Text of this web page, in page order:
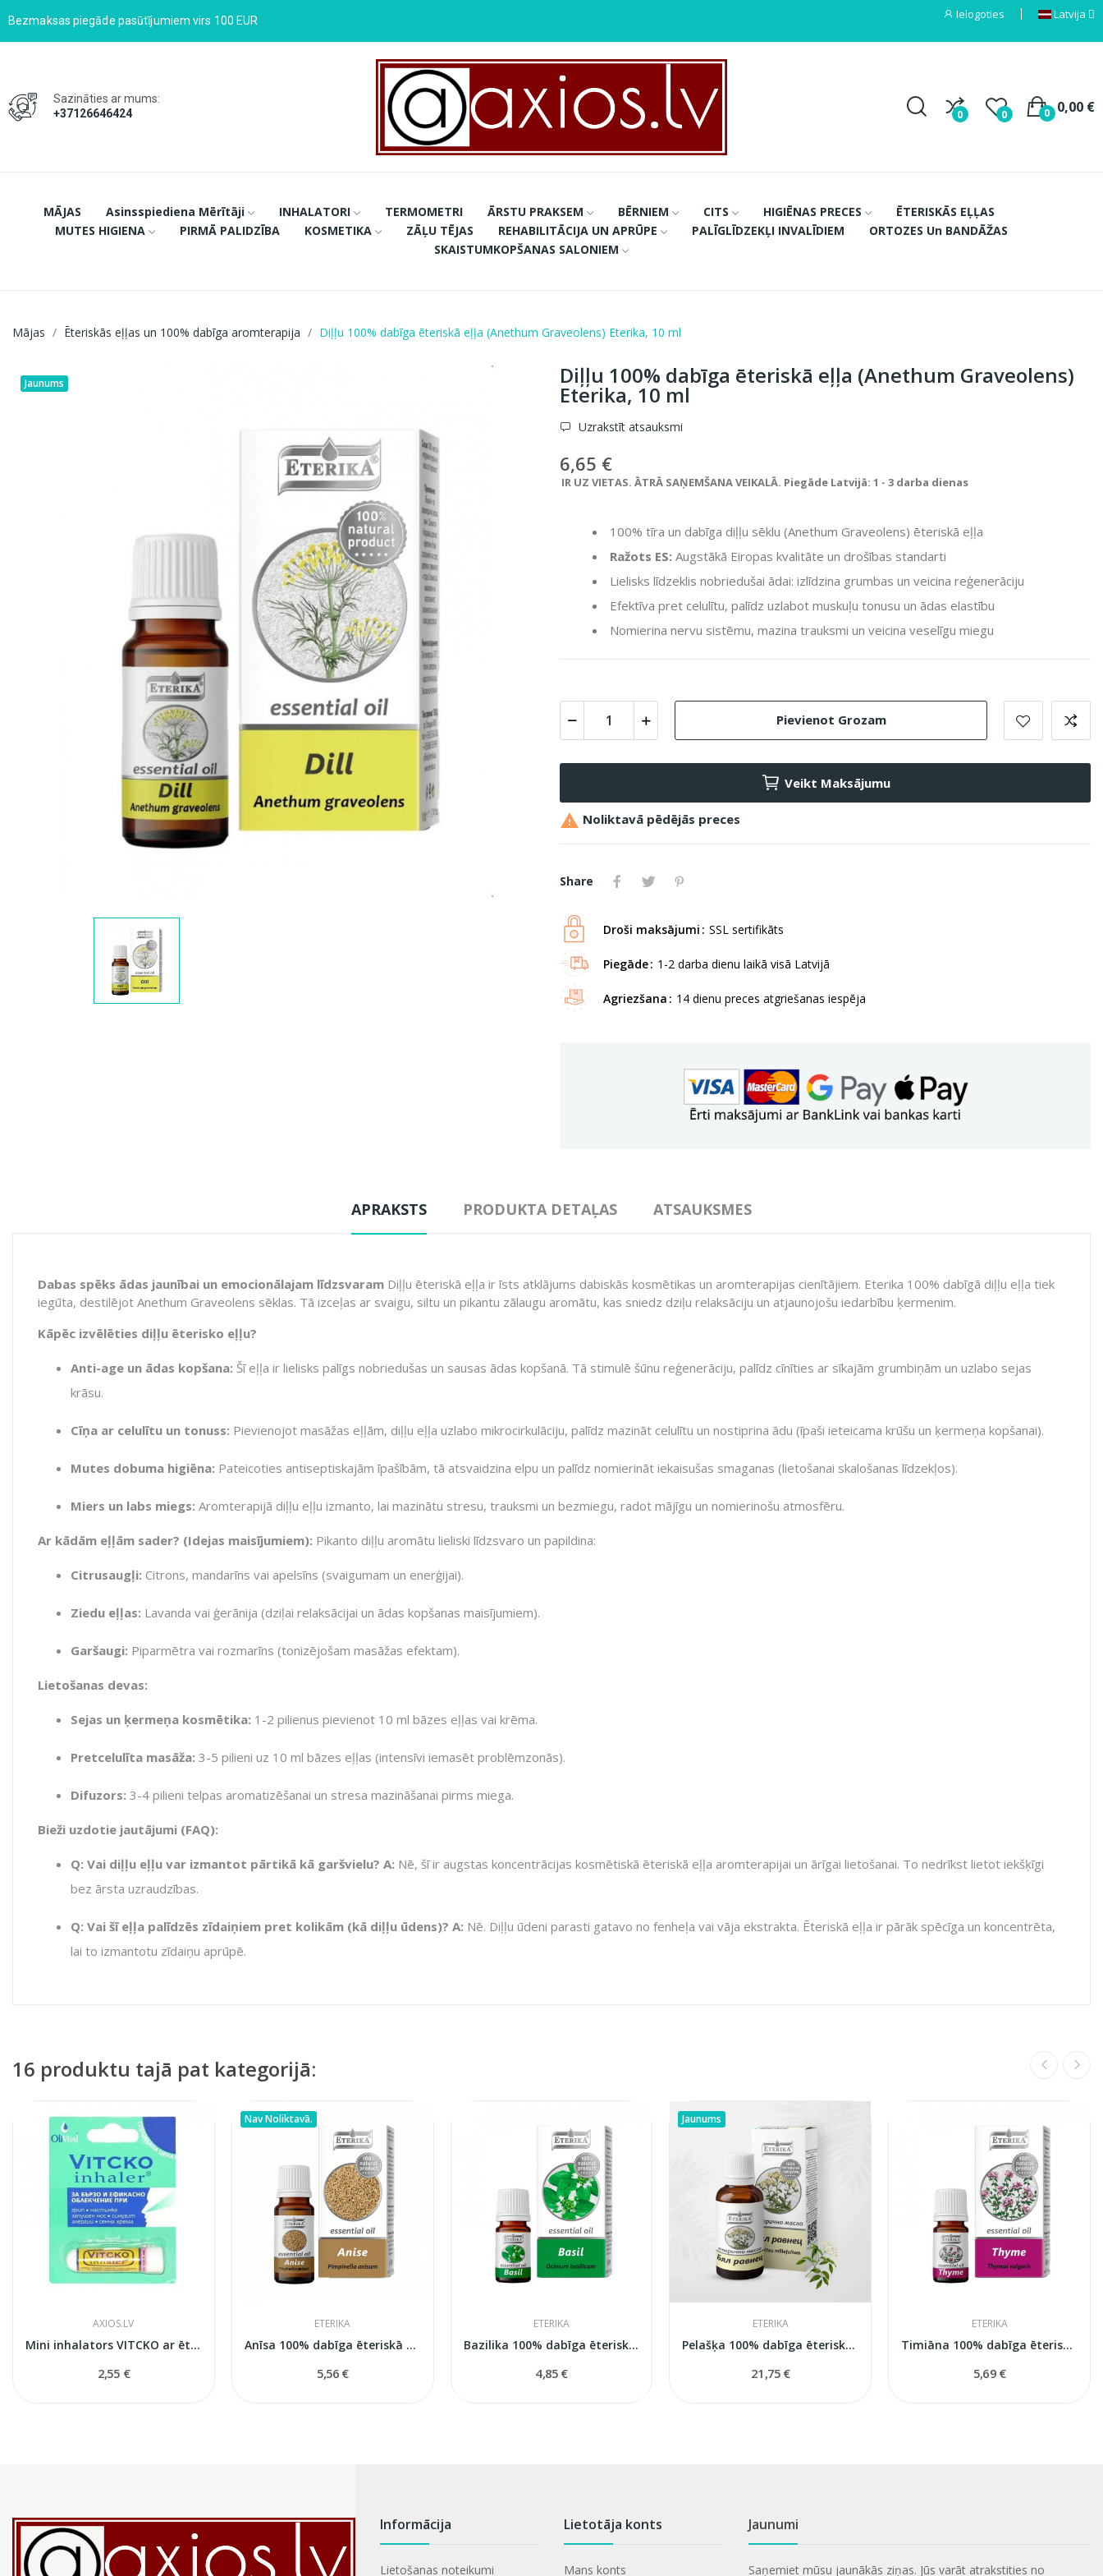
Bezmaksas piegāde pasūtījumiem virs 100 EUR Ielogoties Latvija
Sazināties ar mums:
+37126646424
0 0 0,00 €
0
MĀJAS Asinsspiediena Mērītāji INHALATORI TERMOMETRI ĀRSTU PRAKSEM BĒRNIEM CITS HIGIĒNAS PRECES
ĒTERISKĀS EĻĻAS
MUTES HIGIENA
PIRMĀ PALIDZĪBA KOSMETIKA ZĀĻU TĒJAS REHABILITĀCIJA UN APRŪPE PALĪGLĪDZEKĻI INVALĪDIEM
ORTOZES Un BANDĀŽAS
SKAISTUMKOPŠANAS SALONIEM
Mājas Ēteriskās eļļas un 100% dabīga aromterapija Diļļu 100% dabīga ēteriskā eļļa (Anethum Graveolens) Eterika, 10 ml
Jaunums Diļļu 100% dabīga ēteriskā eļļa (Anethum Graveolens)
Eterika, 10 ml
Uzrakstīt atsauksmi
6,65 €
IR UZ VIETAS. ĀTRĀ SAŅEMŠANA VEIKALĀ. Piegāde Latvijā: 1 - 3 darba dienas
100% tīra un dabīga diļļu sēklu (Anethum Graveolens) ēteriskā eļļa
Ražots ES: Augstākā Eiropas kvalitāte un drošības standarti
Lielisks līdzeklis nobriedušai ādai: izlīdzina grumbas un veicina reģenerāciju
Efektīva pret celulītu, palīdz uzlabot muskuļu tonusu un ādas elastību
Nomierina nervu sistēmu, mazina trauksmi un veicina veselīgu miegu
Pievienot Grozam
Veikt Maksājumu
 Noliktavā pēdējās preces
Share
Droši maksājumi SSL sertifikāts
Piegāde 1-2 darba dienu laikā visā Latvijā
Agriezšana 14 dienu preces atgriešanas iespēja
APRAKSTS PRODUKTA DETAĻAS ATSAUKSMES
Dabas spēks ādas jaunībai un emocionālajam līdzsvaram Diļļu ēteriskā eļļa ir īsts atklājums dabiskās kosmētikas un aromterapijas cienītājiem. Eterika 100% dabīgā diļļu eļļa tiek
iegūta, destilējot Anethum Graveolens sēklas. Tā izceļas ar svaigu, siltu un pikantu zālaugu aromātu, kas sniedz dziļu relaksāciju un atjaunojošu iedarbību ķermenim.
Kāpēc izvēlēties diļļu ēterisko eļļu?
Anti-age un ādas kopšana: Šī eļļa ir lielisks palīgs nobriedušas un sausas ādas kopšanā. Tā stimulē šūnu reģenerāciju, palīdz cīnīties ar sīkajām grumbiņām un uzlabo sejas
krāsu.
Cīņa ar celulītu un tonuss: Pievienojot masāžas eļļām, diļļu eļļa uzlabo mikrocirkulāciju, palīdz mazināt celulītu un nostiprina ādu (īpaši ieteicama krūšu un ķermeņa kopšanai).
Mutes dobuma higiēna: Pateicoties antiseptiskajām īpašībām, tā atsvaidzina elpu un palīdz nomierināt iekaisušas smaganas (lietošanai skalošanas līdzekļos).
Miers un labs miegs: Aromterapijā diļļu eļļu izmanto, lai mazinātu stresu, trauksmi un bezmiegu, radot mājīgu un nomierinošu atmosfēru.
Ar kādām eļļām sader? (Idejas maisījumiem): Pikanto diļļu aromātu lieliski līdzsvaro un papildina:
Citrusaugļi: Citrons, mandarīns vai apelsīns (svaigumam un enerģijai).
Ziedu eļļas: Lavanda vai ģerānija (dziļai relaksācijai un ādas kopšanas maisījumiem).
Garšaugi: Piparmētra vai rozmarīns (tonizējošam masāžas efektam).
Lietošanas devas:
Sejas un ķermeņa kosmētika: 1-2 pilienus pievienot 10 ml bāzes eļļas vai krēma.
Pretcelulīta masāža: 3-5 pilieni uz 10 ml bāzes eļļas (intensīvi iemasēt problēmzonās).
Difuzors: 3-4 pilieni telpas aromatizēšanai un stresa mazināšanai pirms miega.
Bieži uzdotie jautājumi (FAQ):
Q: Vai diļļu eļļu var izmantot pārtikā kā garšvielu? A: Nē, šī ir augstas koncentrācijas kosmētiskā ēteriskā eļļa aromterapijai un ārīgai lietošanai. To nedrīkst lietot iekšķīgi
bez ārsta uzraudzības.
Q: Vai šī eļļa palīdzēs zīdaiņiem pret kolikām (kā diļļu ūdens)? A: Nē. Diļļu ūdeni parasti gatavo no fenheļa vai vāja ekstrakta. Ēteriskā eļļa ir pārāk spēcīga un koncentrēta,
lai to izmantotu zīdaiņu aprūpē.
16 produktu tajā pat kategorijā:
AXIOS.LV
Mini inhalators VITCKO ar ēteriskajam eļļām
2,55 €
Nav Noliktavā.
ETERIKA
Anīsa 100% dabīga ēteriskā eļļa (Pimpinella...
5,56 €
ETERIKA
Bazilika 100% dabīga ēteriskā eļļa (Ocimum...
4,85 €
Jaunums
ETERIKA
Pelašķa 100% dabīga ēteriskā eļļa Eterika, 5 ml
21,75 €
ETERIKA
Timiāna 100% dabīga ēteriskā eļļa (Thymus...
5,69 €
Informācija
Lietošanas noteikumi
Lietotāja konts
Mans konts
Jaunumi
Saņemiet mūsu jaunākās ziņas. Jūs varāt atrakstities no